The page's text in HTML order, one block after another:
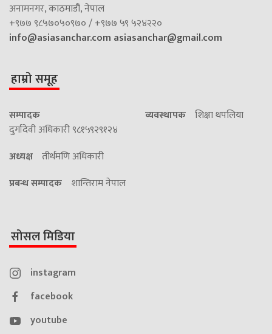
अनामनगर, काठमाडौं, नेपाल
+९७७ ९८५७०५०९७० / +९७७ ५९ ५२४२२०
info@asiasanchar.com asiasanchar@gmail.com
हाम्रो समूह
सम्पादक
दुर्गादेवी अधिकारी ९८१५९२९१२४
व्यवस्थापक शिक्षा थपलिया
अध्यक्ष तीर्थमणि अधिकारी
प्रबन्ध सम्पादक शान्तिराम नेपाल
सोसल मिडिया
instagram
facebook
youtube